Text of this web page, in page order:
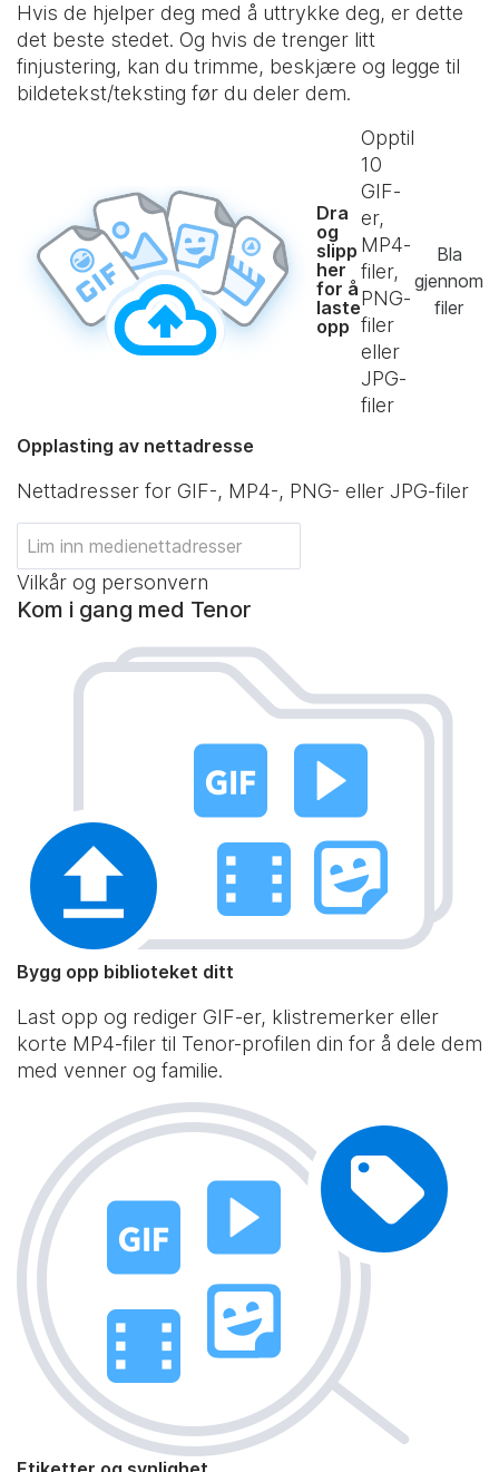
Hvis de hjelper deg med å uttrykke deg, er dette
det beste stedet. Og hvis de trenger litt
finjustering, kan du trimme, beskjære og legge til
bildetekst/teksting før du deler dem.
Dra
og
slipp
her
for å
laste
opp
Opptil
10
GIF-
er,
MP4-
filer,
PNG-
filer
eller
JPG-
filer
Bla
gjennom
filer
Opplasting av nettadresse
Nettadresser for GIF-, MP4-, PNG- eller JPG-filer
Vilkår og personvern
Kom i gang med Tenor
Bygg opp biblioteket ditt
Last opp og rediger GIF-er, klistremerker eller
korte MP4-filer til Tenor-profilen din for å dele dem
med venner og familie.